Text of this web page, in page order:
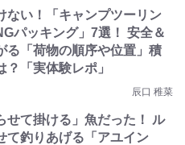
ない！「キャンプツーリン
パッキング」7選！ 安全＆
る「荷物の順序や位置」積
？「実体験レポ」
辰口 稚菜
せて掛ける」魚だった！ ル
て釣りあげる「アユイン